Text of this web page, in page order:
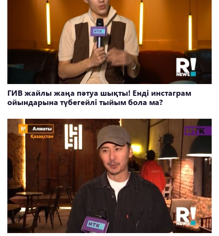
ГИВ жайлы жаңа пәтуа шықты! Енді инстаграм
ойындарына түбегейлі тыйым бола ма?